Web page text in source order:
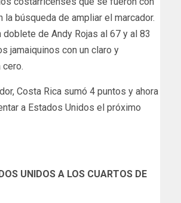
la búsqueda de ampliar el marcador.
de Andy Rojas al 67 y al 83
jamaiquinos con un claro y
cero.
Costa Rica sumó 4 puntos y ahora
a Estados Unidos el próximo
UNIDOS A LOS CUARTOS DE